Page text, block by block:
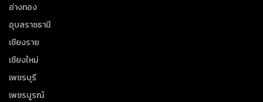
อ่างทอง
อุบลราชธานี
เชียงราย
เชียงใหม่
เพชรบุรี
เพชรบูรณ์